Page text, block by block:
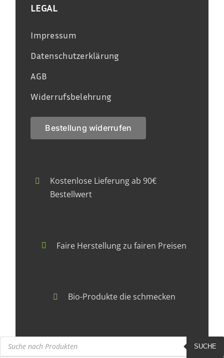
LEGAL
Impressum
Datenschutzerklärung
AGB
Widerrufsbelehrung
Bestellung widerrufen
Kostenlose Lieferung ab 90€
Bestellwert
Faire Herstellung zu fairen Preisen
Bio-Produkte die schmecken
Products
search SUCHE